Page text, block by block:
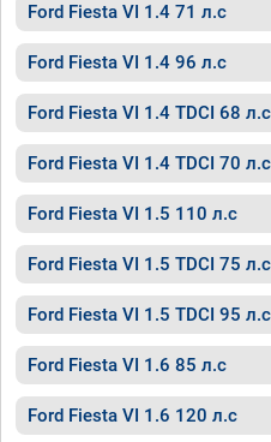
Ford Fiesta VI 1.4 71 л.с
Ford Fiesta VI 1.4 96 л.с
Ford Fiesta VI 1.4 TDCI 68 л.с
Ford Fiesta VI 1.4 TDCI 70 л.с
Ford Fiesta VI 1.5 110 л.с
Ford Fiesta VI 1.5 TDCI 75 л.с
Ford Fiesta VI 1.5 TDCI 95 л.с
Ford Fiesta VI 1.6 85 л.с
Ford Fiesta VI 1.6 120 л.с